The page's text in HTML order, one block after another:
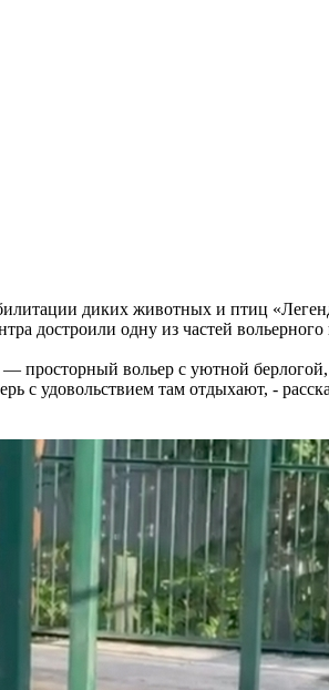
диких животных и птиц
достроили одну из частей
просторный вольер с уютной
с удовольствием там отдыхают, -